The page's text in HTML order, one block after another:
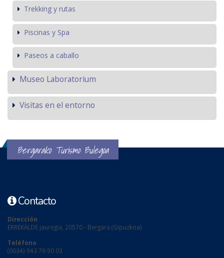
Trekking y rutas
Piscinas y Spa
Paseos a caballo
Museo Laboratorium
Visitas en el entorno
Bergarako Turismo Bulegoa
Contacto
Dirección
ERREKALDE jauregia, 20570 - Bergara (Gipuzkoa)
Teléfono
(0034) 943 76 90 03